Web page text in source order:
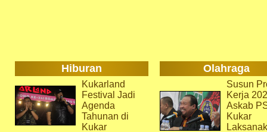
Hiburan Olahraga
Kukarland
Festival Jadi
Agenda
Tahunan di
Kukar
Susun
Kerja
Askab
Kukar